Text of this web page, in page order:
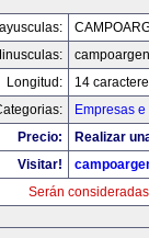
Longitud:
14
Empresas
Precio:
Realizar
Visitar!
Serán